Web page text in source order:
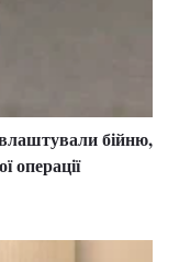
бійню,
операції